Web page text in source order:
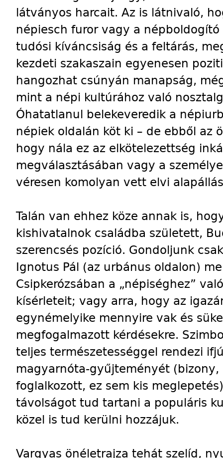
látványos harcait. Az is látnivaló,
népiesch furor vagy a
tudósi kíváncsiság és a feltárás,
kezdeti szakaszain egyenesen
hangozhat csúnyán manapság,
mint a népi kultúrához való
Óhatatlanul belekeveredik a
népiek oldalán köt ki – de ebből az
hogy nála ez az elkötelezettség
megválasztásában vagy a
véresen komolyan vett elvi
Talán van ehhez köze annak is,
kishivatalnok családba született,
szerencsés pozíció. Gondoljunk
Ignotus Pál (az urbánus oldalon)
Csipkerózsában a „népiséghez”
kísérleteit; vagy arra, hogy az
egynémelyike mennyire vak és
megfogalmazott kérdésekre.
teljes természetességgel rendezi
magyarnóta-gyűjteményét
foglalkozott, ez sem kis
távolságot tud tartani a populáris
közel is tud kerülni hozzájuk.
Vargyas önéletrajza tehát szelíd,